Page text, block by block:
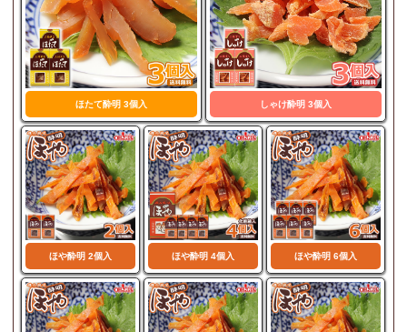
ほたて酔明 3個入 しゃけ酔明 3個入
ほや酔明 2個入 ほや酔明 4個入 ほや酔明 6個入